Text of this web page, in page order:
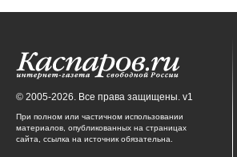
© 2005-2026. Все права защищены. v1
При полном или частичном использовании
материалов, опубликованных на страницах
сайта, ссылка на источник обязательна.